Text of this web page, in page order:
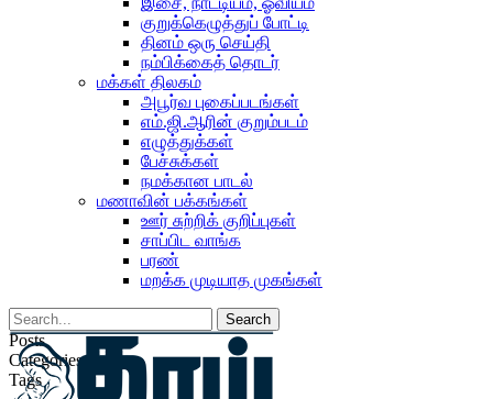
குறுக்கெழுத்துப் போட்டி
தினம் ஒரு செய்தி
நம்பிக்கைத் தொடர்
மக்கள் திலகம்
அபூர்வ புகைப்படங்கள்
எம்.ஜி.ஆரின் குறும்படம்
எழுத்துக்கள்
பேச்சுக்கள்
நமக்கான பாடல்
மணாவின் பக்கங்கள்
ஊர் சுற்றிக் குறிப்புகள்
சாப்பிட வாங்க
பரண்
மறக்க முடியாத முகங்கள்
Posts
Categories
Tags